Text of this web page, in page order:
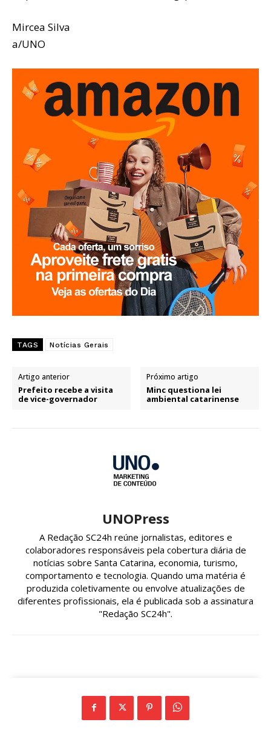
Mircea Silva
a/UNO
TAGS Notícias Gerais
Artigo anterior
Prefeito recebe a visita
de vice-governador
Próximo artigo
Minc questiona lei
ambiental catarinense
UNOPress
A Redação SC24h reúne jornalistas, editores e
colaboradores responsáveis pela cobertura diária de
notícias sobre Santa Catarina, economia, turismo,
comportamento e tecnologia. Quando uma matéria é
produzida coletivamente ou envolve atualizações de
diferentes profissionais, ela é publicada sob a assinatura
"Redação SC24h".